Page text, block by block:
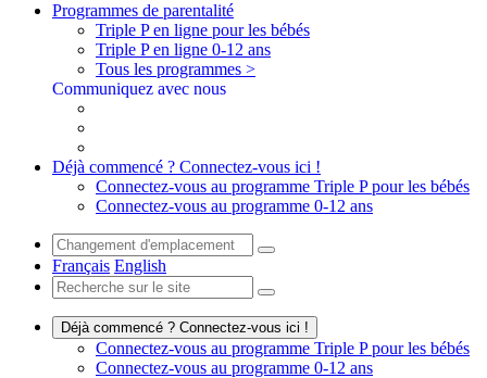
Programmes de parentalité
Triple P en ligne pour les bébés
Triple P en ligne 0-12 ans
Tous les programmes >
Communiquez avec nous
Déjà commencé ? Connectez-vous ici !
Connectez-vous au programme Triple P pour les bébés
Connectez-vous au programme 0-12 ans
Français English
Déjà commencé ? Connectez-vous ici !
Connectez-vous au programme Triple P pour les bébés
Connectez-vous au programme 0-12 ans